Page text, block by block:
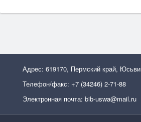
Адрес: 619170, Пермский край,
Телефон/факс: +7 (34246) 2-71-88
Электронная почта: bib-uswa@mail.ru